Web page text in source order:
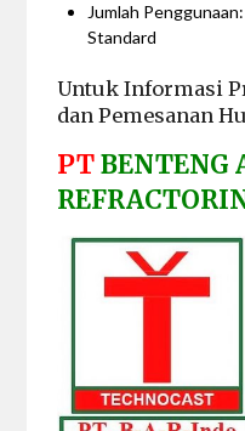
Jumlah
Standard
Untuk Informasi
dan Pemesanan
PTBENTENG